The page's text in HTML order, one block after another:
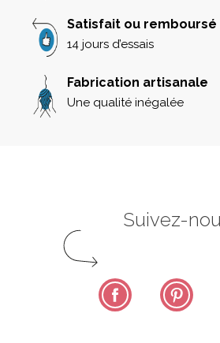
Satisfait ou remboursé
14 jours d’essais
Fabrication artisanale
Une qualité inégalée
Suivez-
Facebook